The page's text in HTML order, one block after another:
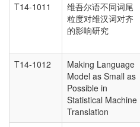
T14-1011
维吾尔语不同词尾
粒度对维汉词对齐
的影响研究
T14-1012
Making Language
Model as Small as
Possible in
Statistical Machine
Translation